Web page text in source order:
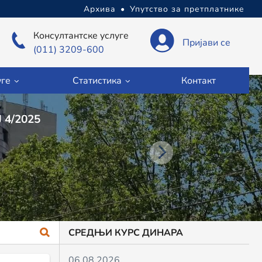
Архива • Упутство за претплатнике
Консултантске услуге
(011) 3209-600
Пријави се
Статистика Контакт
СУДОВА БРОЈ 4/2025
СРЕДЊИ КУРС ДИНАРА